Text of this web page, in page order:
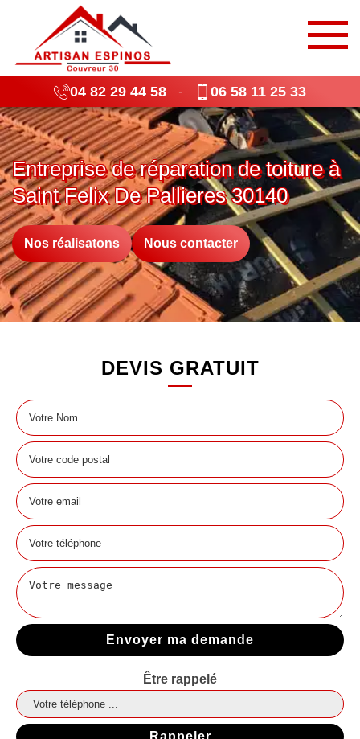
04 82 29 44 58 - 06 58 11 25 33
Entreprise de réparation de toiture à
Saint Felix De Pallieres 30140
Nos réalisatons Nous contacter
DEVIS GRATUIT
Être rappelé